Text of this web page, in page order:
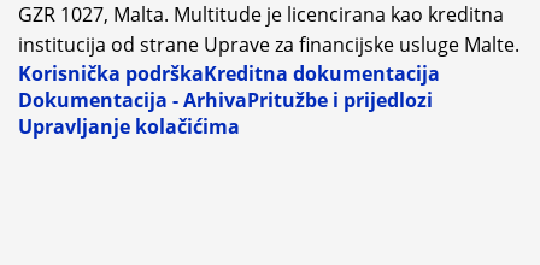
GZR 1027, Malta. Multitude je licencirana kao kreditna
institucija od strane Uprave za financijske usluge Malte.
Korisnička podrškaKreditna dokumentacija
Dokumentacija - ArhivaPritužbe i prijedlozi
Upravljanje kolačićima